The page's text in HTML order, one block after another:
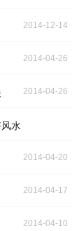
2014-12-14
2014-04-26
2014-04-26
水
2014-04-20
2014-04-20
2014-04-17
2014-04-10